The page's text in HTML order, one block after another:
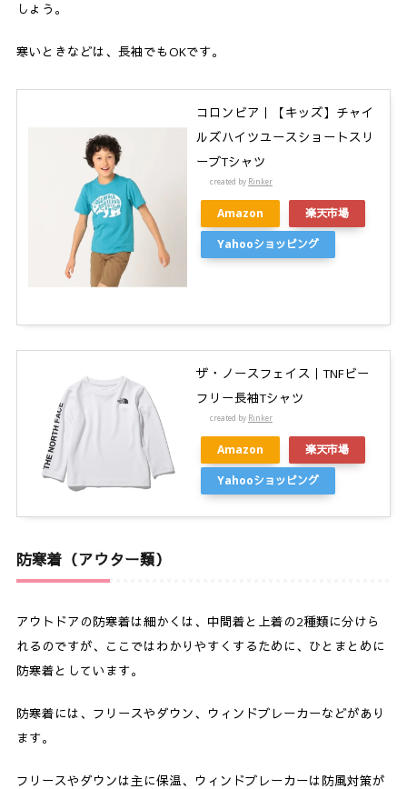
しょう。
寒いときなどは、長袖でもOKです。
コロンビア｜【キッズ】チャイ
ルズハイツユースショートスリ
ーブTシャツ
created by Rinker
Amazon
楽天市場
Yahooショッピング
ザ・ノースフェイス｜TNFビー
フリー長袖Tシャツ
created by Rinker
Amazon
楽天市場
Yahooショッピング
防寒着（アウター類）
アウトドアの防寒着は細かくは、中間着と上着の2種類に分けら
れるのですが、ここではわかりやすくするために、ひとまとめに
防寒着としています。
防寒着には、フリースやダウン、ウィンドブレーカーなどがあり
ます。
フリースやダウンは主に保温、ウィンドブレーカーは防風対策が